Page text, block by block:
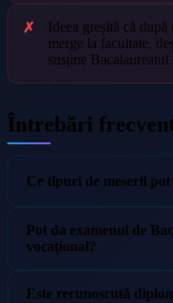
Ideea greșită că
merge la facultate,
susține
Întrebări
Ce tipuri de meserii
Pot da examenul de
vocațional?
Este recunoscută